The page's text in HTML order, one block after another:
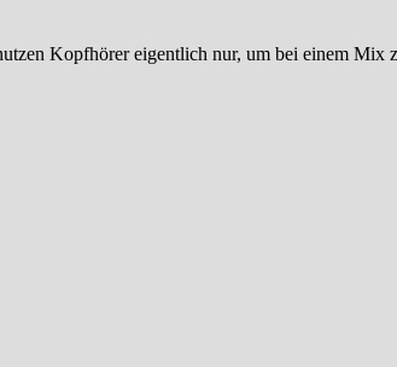
Kopfhörer eigentlich nur, um bei einem Mix